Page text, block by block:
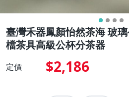
臺灣禾器鳳顏怡然茶海 玻
檔茶具高級公杯分茶器
定價 $2,186